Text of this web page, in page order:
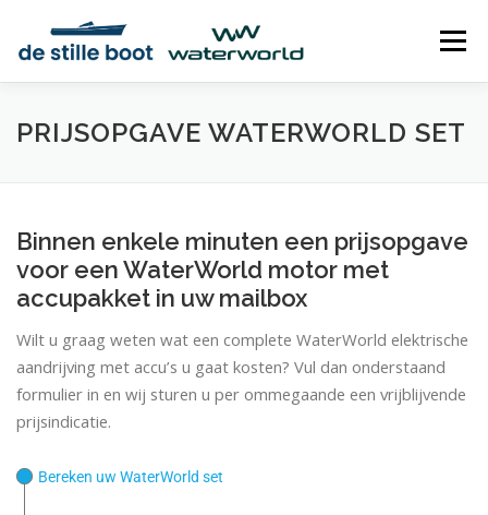
naar
Menu
AANDRIJVINGEN HYBRIDE DEALERS
HANDLEIDINGEN
PRIJSOPGAVE WATERWORLD SET
Binnen enkele minuten een prijsopgave
voor een WaterWorld motor met
accupakket in uw mailbox
Wilt u graag weten wat een complete WaterWorld elektrische
aandrijving met accu’s u gaat kosten? Vul dan onderstaand
formulier in en wij sturen u per ommegaande een vrijblijvende
prijsindicatie.
Bereken uw WaterWorld set